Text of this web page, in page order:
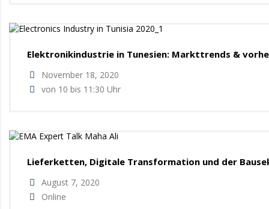
Elektronikindustrie in Tunesien: Markttrends &
November 18, 2020
von 10 bis 11:30 Uhr
Lieferketten, Digitale Transformation und der
August 7, 2020
Online